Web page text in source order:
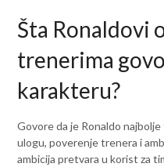
Šta Ronaldovi
trenerima
karakteru?
Govore da je Ronaldo
ulogu, poverenje trenera i
ambicija pretvara u korist za